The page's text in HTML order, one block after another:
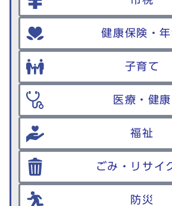
健康保険・
子育て
医療・健康
福祉
ごみ・リサイ
防災